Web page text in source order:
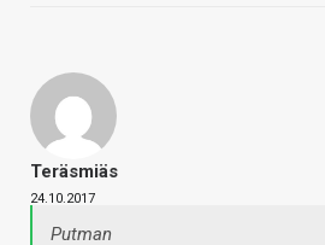
Teräsmiäs
24.10.2017
Putman